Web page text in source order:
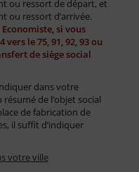
ou ressort de départ, et
ou ressort d’arrivée.
si vous
vers le 75, 91, 92, 93 ou
de siège social
dans votre
de l’objet social
de fabrication de
il suffit d’indiquer
votre ville